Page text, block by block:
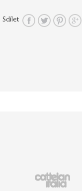
Sdílet